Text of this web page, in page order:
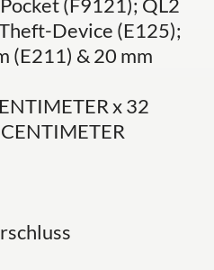
(F9121); QL2
Device (E125);
(E211) & 20 mm
x 32